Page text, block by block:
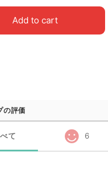
Add to cart
の評価
て 6